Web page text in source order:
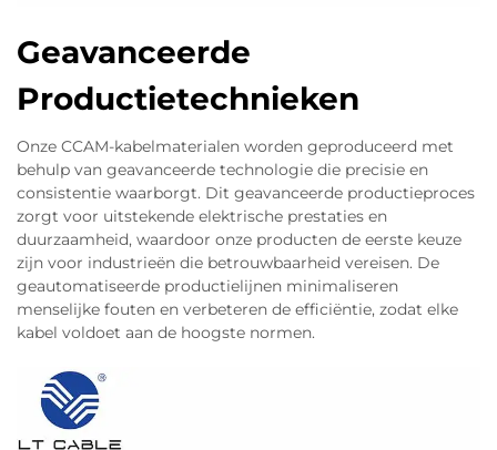
tussen datacenters. De koperen coating draagt het
grootste deel van het signaal, terwijl het
aluminium binnenin zorgt voor structurele
stevigheid. Tests hebben aangetoond dat deze
kabels minder dan 0,2 dB verschil in signaalverlies
behouden over afstanden tot 100 meter, wat
neerkomt op vrijwel dezelfde prestaties als
standaard massieve koperdraden. Voor bedrijven
die te maken hebben met enorme datatransfers
waarbij budgetbeperkingen belangrijk zijn of waar
installatiegewicht een probleem vormt, biedt CCA
een slimme afweging zonder veel in te boeten op
kwaliteit.
Geavanceerde
Productietechnieken
Onze CCAM-kabelmaterialen worden geproduceerd met
behulp van geavanceerde technologie die precisie en
consistentie waarborgt. Dit geavanceerde productieproces
zorgt voor uitstekende elektrische prestaties en
duurzaamheid, waardoor onze producten de eerste keuze
zijn voor industrieën die betrouwbaarheid vereisen. De
geautomatiseerde productielijnen minimaliseren
menselijke fouten en verbeteren de efficiëntie, zodat elke
kabel voldoet aan de hoogste normen.